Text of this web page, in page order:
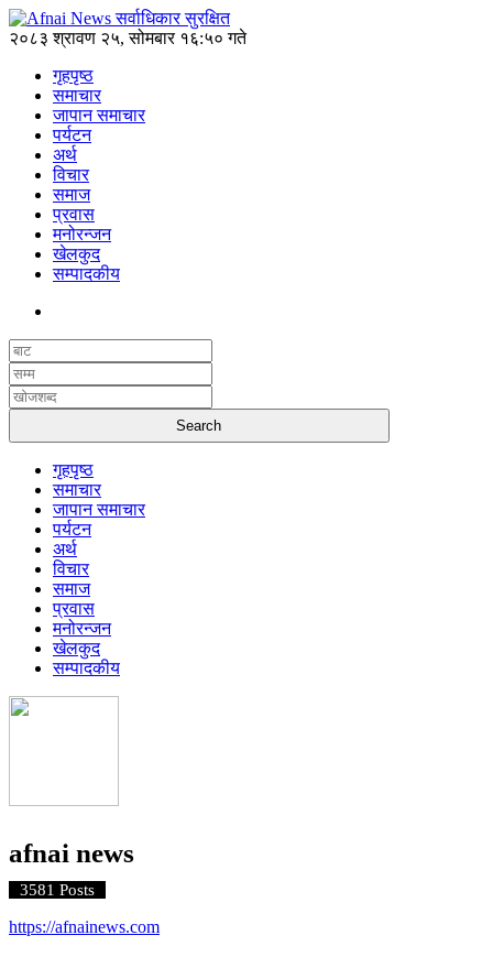
२०८३ श्रावण २५, सोमबार १६:५० गते
गृहपृष्ठ
समाचार
जापान समाचार
पर्यटन
अर्थ
विचार
समाज
प्रवास
मनोरन्जन
खेलकुद
सम्पादकीय
गृहपृष्ठ
समाचार
जापान समाचार
पर्यटन
अर्थ
विचार
समाज
प्रवास
मनोरन्जन
खेलकुद
सम्पादकीय
afnai news
3581 Posts
https://afnainews.com